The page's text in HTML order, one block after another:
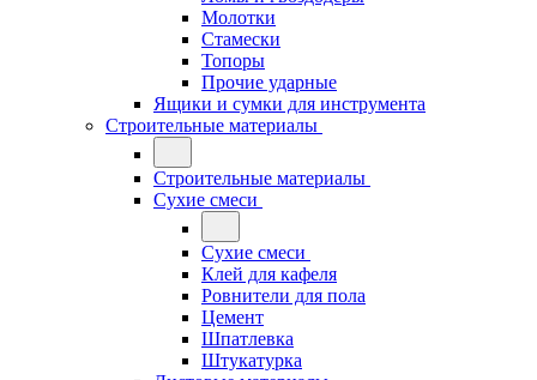
Молотки
Стамески
Топоры
Прочие ударные
Ящики и сумки для инструмента
Строительные материалы
Строительные материалы
Сухие смеси
Сухие смеси
Клей для кафеля
Ровнители для пола
Цемент
Шпатлевка
Штукатурка